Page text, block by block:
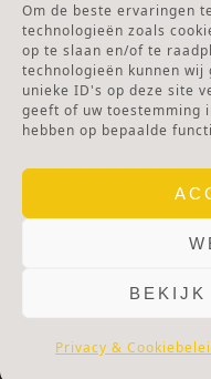
Om de beste ervaringen
technologieën zoals
op te slaan en/of te
technologieën kunnen
unieke ID's op deze site
geeft of uw toestemming
hebben op bepaalde
BEKIJK
Privacy &
Ga naar Doneren
ANBI Stichting
RSIN nummer:
© 2025 OLV TER NOOD.